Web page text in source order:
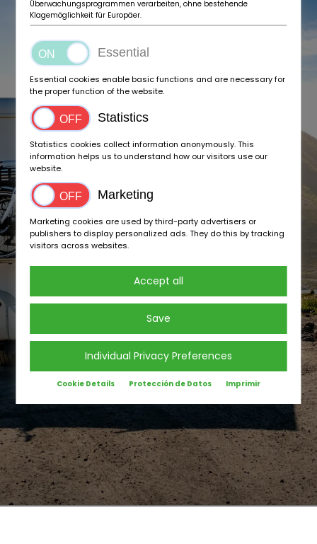
Überwachungsprogrammen verarbeiten, ohne bestehende
Klagemöglichkeit für Europäer.
Essential
Essential cookies enable basic functions and are necessary for
the proper function of the website.
Statistics
Statistics cookies collect information anonymously. This
information helps us to understand how our visitors use our
website.
Marketing
Marketing cookies are used by third-party advertisers or
publishers to display personalized ads. They do this by tracking
visitors across websites.
Accept all
Save
Individual Privacy Preferences
Cookie Details Protección de Datos Imprimir